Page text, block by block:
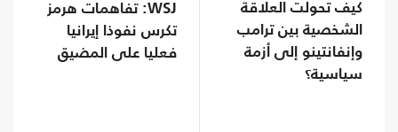
كيف تحولت العلاقة
الشخصية بين ترامب
وإنفانتينو إلى أزمة
سياسية؟
WSJ: تفاهمات هرمز
تكرس نفوذا إيرانيا
فعليا على المضيق